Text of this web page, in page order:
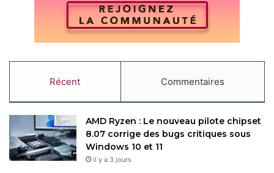
Récent Commentaires
AMD Ryzen : Le nouveau pilote chipset
8.07 corrige des bugs critiques sous
Windows 10 et 11
il y a 3 jours